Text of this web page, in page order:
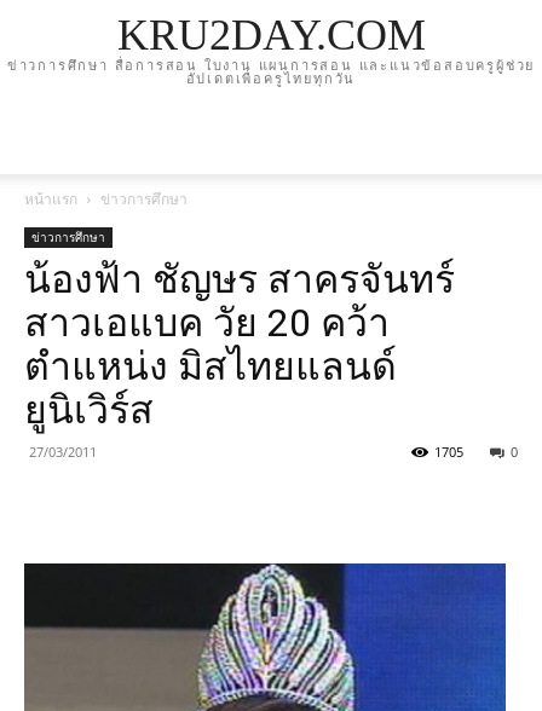
KRU2DAY.COM
ข่าวการศึกษา สื่อการสอน ใบงาน แผนการสอน และแนวข้อสอบครูผู้ช่วย
อัปเดตเพื่อครูไทยทุกวัน
หน้าแรก ข่าวการศึกษา
ข่าวการศึกษา
น้องฟ้า ชัญษร สาครจันทร์
สาวเอแบค วัย 20 คว้า
ตำแหน่ง มิสไทยแลนด์
ยูนิเวิร์ส
27/03/2011 0
1705